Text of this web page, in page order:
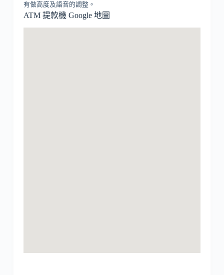
有做高度及語音的調整。
ATM 提款機 Google 地圖